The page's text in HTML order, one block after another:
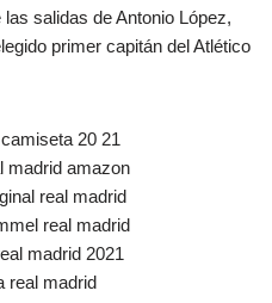
salidas de Antonio López,
primer capitán del Atlético